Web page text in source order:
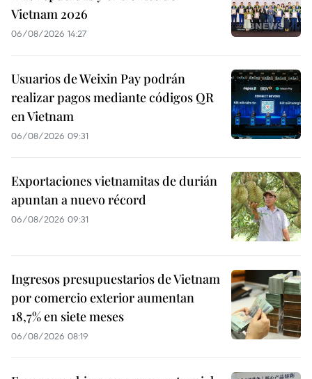
Vietnam 2026
06/08/2026 14:27
Usuarios de Weixin Pay podrán
realizar pagos mediante códigos QR
en Vietnam
06/08/2026 09:31
Exportaciones vietnamitas de durián
apuntan a nuevo récord
06/08/2026 09:31
Ingresos presupuestarios de Vietnam
por comercio exterior aumentan
18,7% en siete meses
06/08/2026 08:19